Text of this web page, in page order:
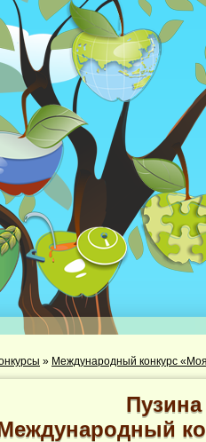
» Международный конкурс